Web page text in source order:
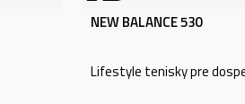
NEW BALANCE 530
Lifestyle tenisky pre